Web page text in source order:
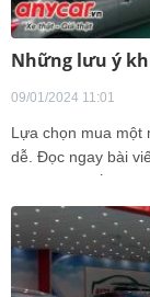
Những lưu ý
09/01/2024 11:01
Lựa chọn mua một
dễ. Đọc ngay bài
từ thân vỏ đến động